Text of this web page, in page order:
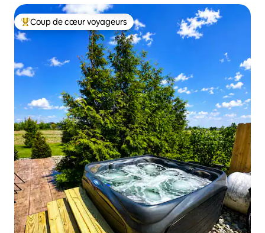
Coups de cœur voyageurs les plus appréciés
Coup de cœur voyageurs